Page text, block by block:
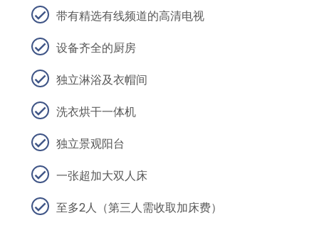
带有精选有线频道的高清电视
设备齐全的厨房
独立淋浴及衣帽间
洗衣烘干一体机
独立景观阳台
一张超加大双人床
至多2人（第三人需收取加床费）